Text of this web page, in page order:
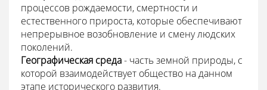
процессов рождаемости, смертности и
естественного прироста, которые обеспечивают
непрерывное возобновление и смену людских
поколений.
Географическая среда- часть земной природы, с
которой взаимодействует общество на данном
этапе исторического развития.